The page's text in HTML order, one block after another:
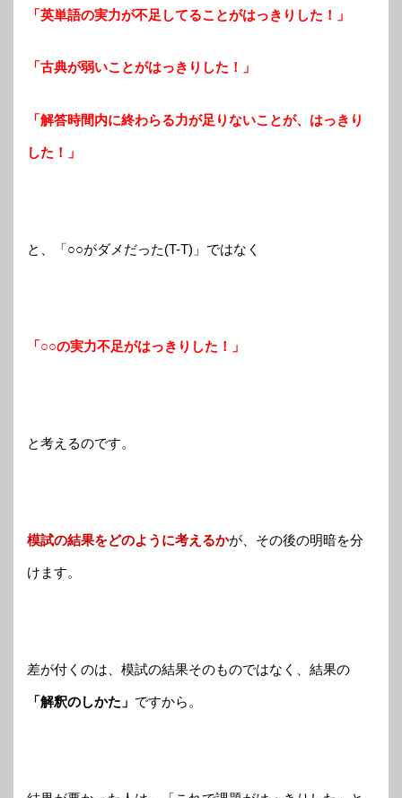
「英単語の実力が不足してることがはっきりした！」
「古典が弱いことがはっきりした！」
「解答時間内に終わらる力が足りないことが、はっきり
した！」
と、「○○がダメだった(T-T)」ではなく
「○○の実力不足がはっきりした！」
と考えるのです。
模試の結果をどのように考えるかが、その後の明暗を分
けます。
差が付くのは、模試の結果そのものではなく、結果の
「解釈のしかた」 ですから。